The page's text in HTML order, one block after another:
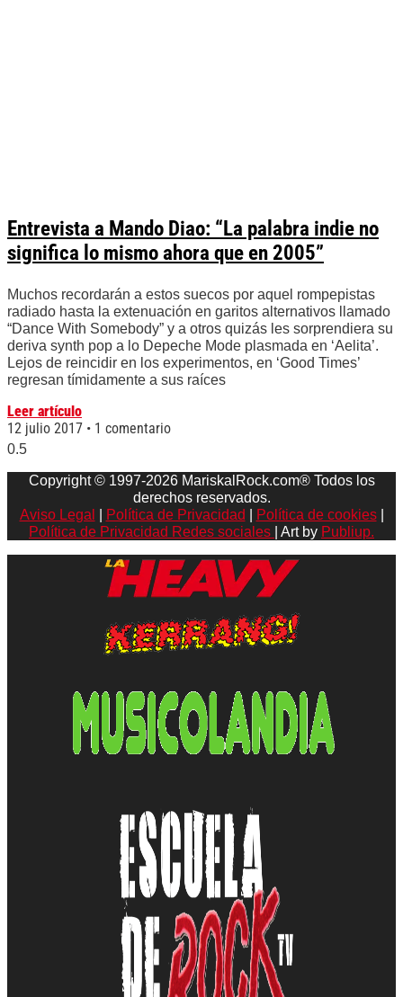
Entrevista a Mando Diao: “La palabra indie no
significa lo mismo ahora que en 2005”
Muchos recordarán a estos suecos por aquel rompepistas
radiado hasta la extenuación en garitos alternativos llamado
“Dance With Somebody” y a otros quizás les sorprendiera su
deriva synth pop a lo Depeche Mode plasmada en ‘Aelita’.
Lejos de reincidir en los experimentos, en ‘Good Times’
regresan tímidamente a sus raíces
Leer artículo
12 julio 2017
1 comentario
Copyright © 1997-2026 MariskalRock.com® Todos los
derechos reservados.
Aviso Legal
Política de Privacidad Política de cookies|
Política de Privacidad Redes sociales
| Art by Publiup.